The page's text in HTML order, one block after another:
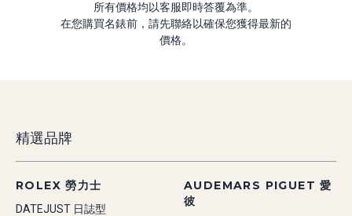
所有價格均以客服即時答覆為準。
在您購買名錶前，請先聯絡以確保您獲得最新的
價格。
精選品牌
ROLEX 勞力士
DATEJUST 日誌型
AUDEMARS PIGUET 愛
彼